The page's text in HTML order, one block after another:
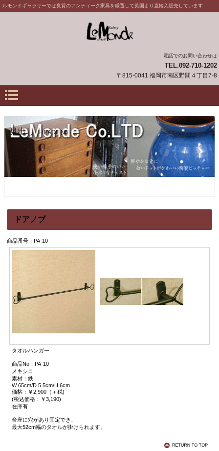
ルモンドギャラリーでは良質のアンティーク家具を厳選して英国より直輸入販売しています
電話でのお問い合わせは
TEL.092-710-1202
〒815-0041 福岡市南区野間４丁目7-8
見出し HEADLINE
ドアノブ
商品番号：PA-10
タオルハンガー
商品No：PA-10
メキシコ
素材：鉄
W 65cm/D 5.5cm/H 6cm
価格：￥2,900（＋税)
(税込価格：￥3,190)
在庫有
台座に穴があり固定でき、
最大52cm幅のタオルが掛けられます。